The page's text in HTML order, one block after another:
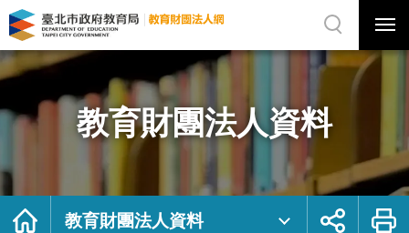
財
團
人
市
視
基
｜
網
站
選
選
單
關
網
站
尋
教育財團法人資料
首
教育財團法人資料
展
列